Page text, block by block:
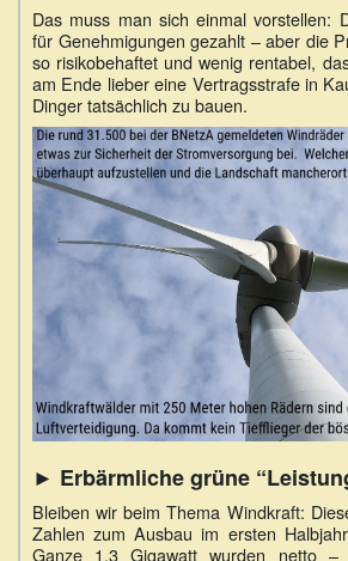
Das muss man sich einmal vorstellen:
für Genehmigungen gezahlt – aber die
so risikobehaftet und wenig rentabel,
am Ende lieber eine Vertragsstrafe in
Dinger tatsächlich zu bauen.
► Erbärmliche grüne
Bleiben wir beim Thema Windkraft:
Zahlen zum Ausbau im ersten
Ganze 1,3 Gigawatt wurden netto –